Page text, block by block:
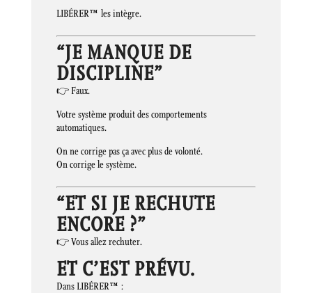
LIBÉRER™ les intègre.
“JE MANQUE DE
DISCIPLINE”
👉 Faux.
Votre système produit des comportements
automatiques.
On ne corrige pas ça avec plus de volonté.
On corrige le système.
“ET SI JE RECHUTE
ENCORE ?”
👉 Vous allez rechuter.
ET C’EST PRÉVU.
Dans LIBÉRER™ :